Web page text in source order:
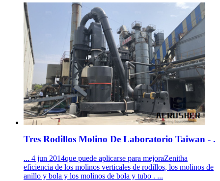
Tres Rodillos Molino De Laboratorio Taiwan - .
... 4 jun 2014que puede aplicarse para mejoraZenitha
eficiencia de los molinos verticales de rodillos, los molinos de
anillo y bola y los molinos de bola y tubo . ...